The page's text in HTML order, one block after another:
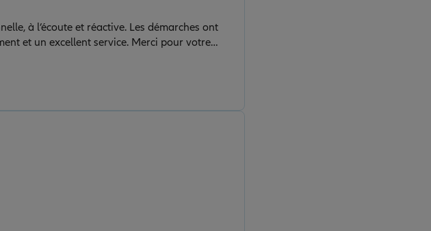
à l’écoute et réactive. Les démarches ont
et un excellent service. Merci pour votre